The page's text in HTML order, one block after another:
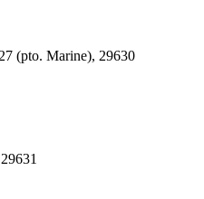
(pto. Marine), 29630